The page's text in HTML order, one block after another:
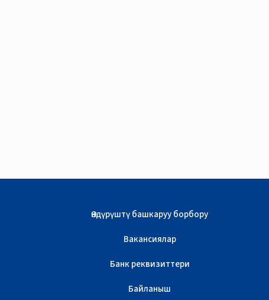
Өндүрүштү башкаруу борбору
Вакансиялар
Банк реквизиттери
Байланыш